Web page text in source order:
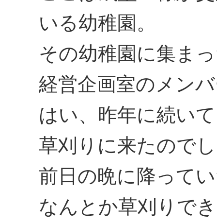
いる幼稚園。
その幼稚園に集ま
経営企画室のメン
はい、昨年に続い
草刈りに来たので
前日の晩に降って
なんとか草刈りで